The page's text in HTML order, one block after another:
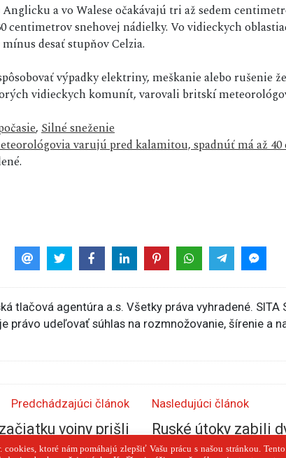
a vo Walese očakávajú tri až sedem
centimetrov snehovej nádielky. Vo vidieckych
desať stupňov Celzia.
výpadky elektriny, meškanie alebo rušenie
vidieckych komunít, varovali britskí
,Silné sneženie
varujú pred kalamitou, spadnúť má až
tlačová agentúra a.s. Všetky práva vyhradené. SITA
právo udeľovať súhlas na rozmnožovanie, šírenie a
Predchádzajúci článok
vojny prišli
790-tisíc vojakov
Nasledujúci článok
Ruské útoky zabili
ďalších 21 zranili